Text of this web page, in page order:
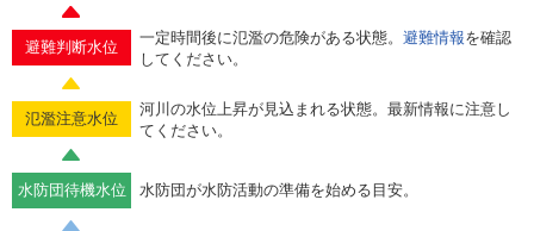
避難判断水位
一定時間後に氾濫の危険がある状態。 避難情報を確認
してください。
氾濫注意水位
河川の水位上昇が見込まれる状態。最新情報に注意し
てください。
水防団待機水位 水防団が水防活動の準備を始める目安。